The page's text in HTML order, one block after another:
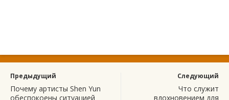
Предыдущий
Почему артисты Shen Yun
обеспокоены ситуацией
Следующий
Что служит
вдохновением для